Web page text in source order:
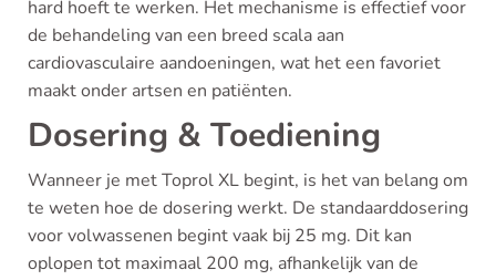
hard hoeft te werken. Het mechanisme is effectief voor
de behandeling van een breed scala aan
cardiovasculaire aandoeningen, wat het een favoriet
maakt onder artsen en patiënten.
Dosering & Toediening
Wanneer je met Toprol XL begint, is het van belang om
te weten hoe de dosering werkt. De standaarddosering
voor volwassenen begint vaak bij 25 mg. Dit kan
oplopen tot maximaal 200 mg, afhankelijk van de